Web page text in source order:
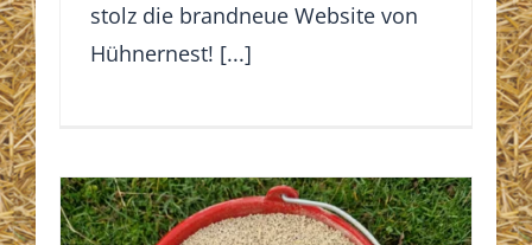
stolz die brandneue Website von
Hühnernest! [...]